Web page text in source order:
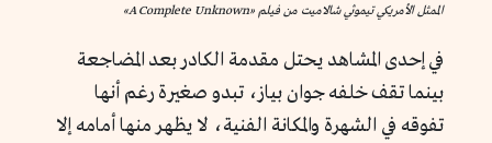
الممثل الأمريكي تيموثي شالاميت من فيلم «A Complete Unknown»
في إحدى المشاهد يحتل مقدمة الكادر بعد المضاجعة
بينما تقف خلفه جوان بياز، تبدو صغيرة رغم أنها
تفوقه في الشهرة والمكانة الفنية، لا يظهر منها أمامه إلا